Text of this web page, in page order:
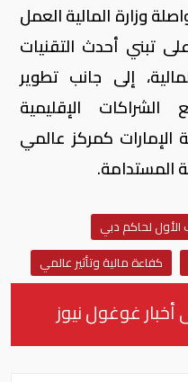
وزارة المالية العمل
تبني أحدث التقنيات
إلى جانب تطوير
الشراكات الإقليمية
الإمارات كمركز عالمي
المستدامة.
الأول لحاكم دبي
كفاءة مالية وتأثير عالمي
أخبار غوغول نيوز